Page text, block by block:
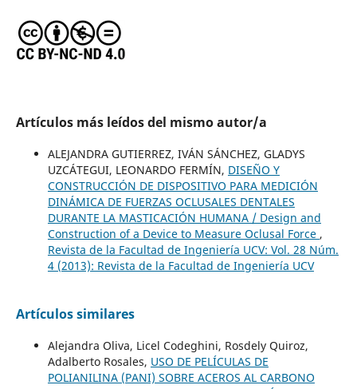
Artículos más leídos del mismo autor/a
ALEJANDRA GUTIERREZ, IVÁN SÁNCHEZ, GLADYS
UZCÁTEGUI, LEONARDO FERMÍN, DISEÑO Y
CONSTRUCCIÓN DE DISPOSITIVO PARA MEDICIÓN
DINÁMICA DE FUERZAS OCLUSALES DENTALES
DURANTE LA MASTICACIÓN HUMANA / Design and
Construction of a Device to Measure Oclusal Force ,
Revista de la Facultad de Ingeniería UCV: Vol. 28 Núm.
4 (2013): Revista de la Facultad de Ingeniería UCV
Artículos similares
Alejandra Oliva, Licel Codeghini, Rosdely Quiroz,
Adalberto Rosales, USO DE PELÍCULAS DE
POLIANILINA (PANI) SOBRE ACEROS AL CARBONO